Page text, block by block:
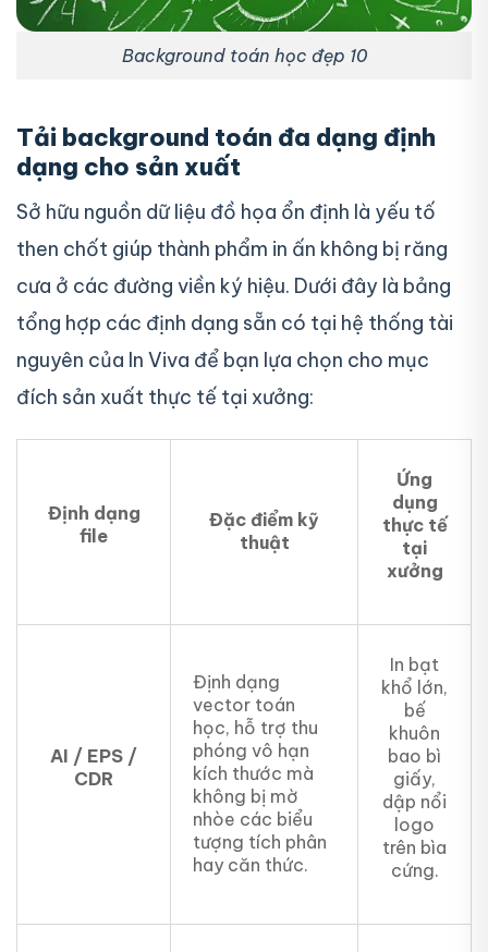
Background toán học đẹp 10
Tải background toán đa dạng định
dạng cho sản xuất
Sở hữu nguồn dữ liệu đồ họa ổn định là yếu tố
then chốt giúp thành phẩm in ấn không bị răng
cưa ở các đường viền ký hiệu. Dưới đây là bảng
tổng hợp các định dạng sẵn có tại hệ thống tài
nguyên của In Viva để bạn lựa chọn cho mục
đích sản xuất thực tế tại xưởng:
Định dạng
file
Đặc điểm kỹ
thuật
Ứng
dụng
thực tế
tại
xưởng
AI / EPS /
CDR
Định dạng
vector toán
học, hỗ trợ thu
phóng vô hạn
kích thước mà
không bị mờ
nhòe các biểu
tượng tích phân
hay căn thức.
In bạt
khổ lớn,
bế
khuôn
bao bì
giấy,
dập nổi
logo
trên bìa
cứng.